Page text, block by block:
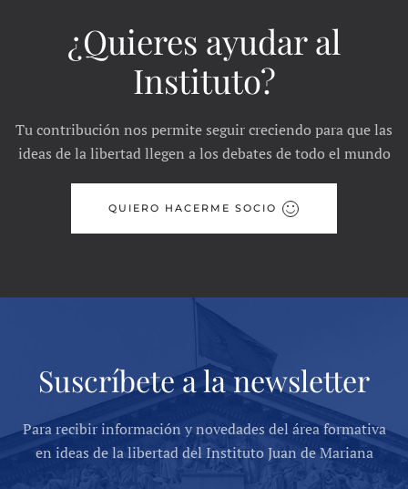
¿Quieres ayudar al
Instituto?
Tu contribución nos permite seguir creciendo para que las
ideas de la libertad llegen a los debates de todo el mundo
QUIERO HACERME SOCIO
Suscríbete a la newsletter
Para recibir información y novedades del área formativa
en ideas de la libertad del Instituto Juan de Mariana